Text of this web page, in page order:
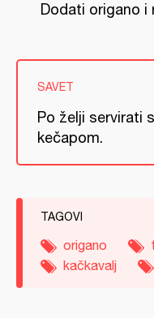
Dodati origano i
SAVET
Po želji servirati
kečapom.
TAGOVI
origano
kačkavalj